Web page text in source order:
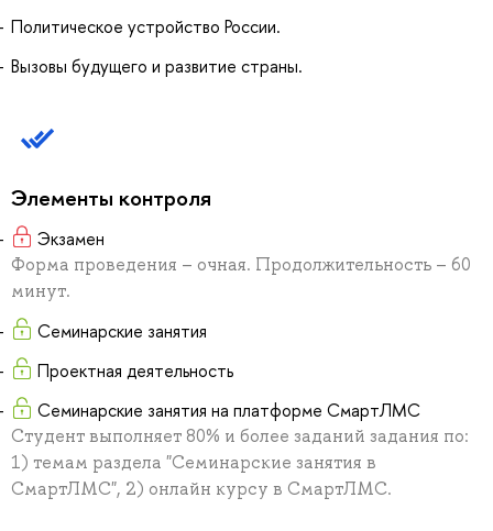
Политическое устройство России.
Вызовы будущего и развитие страны.
Элементы контроля
Экзамен
Форма проведения – очная. Продолжительность – 60
минут.
Семинарские занятия
Проектная деятельность
Семинарские занятия на платформе СмартЛМС
Студент выполняет 80% и более заданий задания по:
1) темам раздела "Семинарские занятия в
СмартЛМС", 2) онлайн курсу в СмартЛМС.